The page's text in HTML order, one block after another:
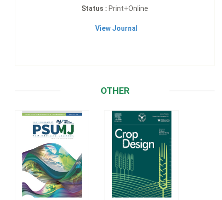
Status : Print+Online
View Journal
OTHER